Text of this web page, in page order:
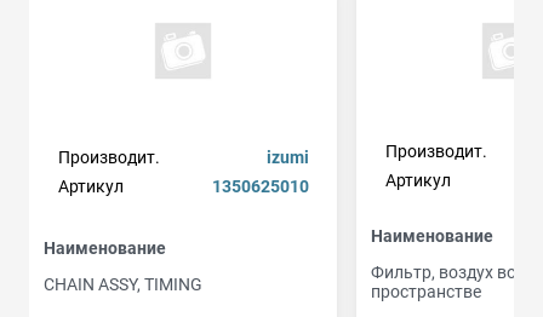
Производит.
izumi
Артикул
1350625010
Наименование
CHAIN ASSY, TIMING
Производит.
Артикул
Наименование
Фильтр, воздух во
пространстве